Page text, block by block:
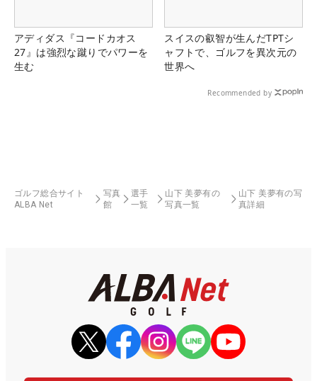
アディダス『コードカオス
27』は強烈な蹴りでパワーを
生む
スイスの叡智が生んだTPTシ
ャフトで、ゴルフを異次元の
世界へ
Recommended by
ゴルフ総合サイト
ALBA Net
写真
館
選手
一覧
山下 美夢有の
写真一覧
山下 美夢有の写
真詳細